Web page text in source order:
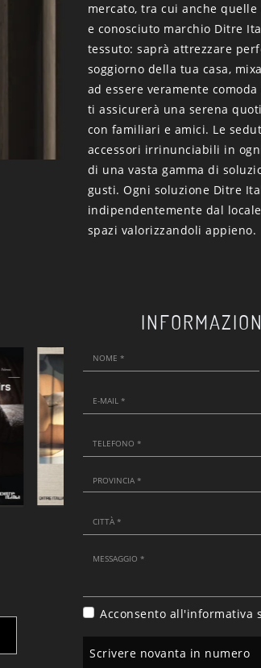
mercato, tra cui anche
e conosciuto marchio Ditre
tessuto: saprà attrezzare
soggiorno della tua casa,
ad essere veramente
ti assicurerà una serena
con familiari e amici. Le
accessori irrinunciabili in
di una vasta gamma di
gusti. Ogni soluzione Ditre
indipendentemente dal
spazi valorizzandoli appieno.
Acconsento all'informativa
Scrivere novanta in numero